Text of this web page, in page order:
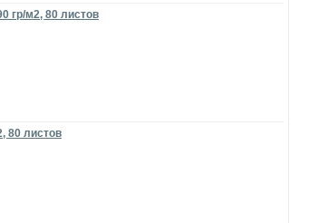
гр/м2, 80 листов
80 листов